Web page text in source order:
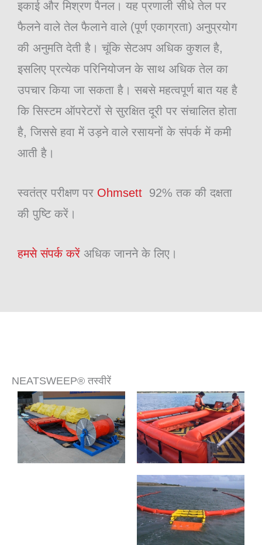
इकाई और मिश्रण पैनल। यह प्रणाली सीधे तेल पर
फैलने वाले तेल फैलाने वाले (पूर्ण एकाग्रता) अनुप्रयोग
की अनुमति देती है। चूंकि सेटअप अधिक कुशल है,
इसलिए प्रत्येक परिनियोजन के साथ अधिक तेल का
उपचार किया जा सकता है। सबसे महत्वपूर्ण बात यह है
कि सिस्टम ऑपरेटरों से सुरक्षित दूरी पर संचालित होता
है, जिससे हवा में उड़ने वाले रसायनों के संपर्क में कमी
आती है।
स्वतंत्र परीक्षण पर Ohmsett 92% तक की दक्षता
की पुष्टि करें।
हमसे संपर्क करें अधिक जानने के लिए।
NEATSWEEP® तस्वीरें